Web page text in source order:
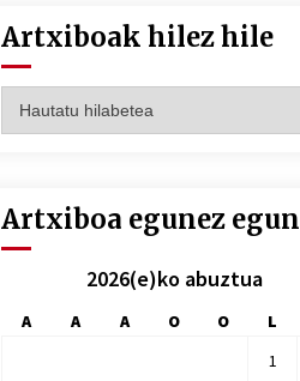
Artxiboak hilez hile
hilez
Artxiboa egunez egun
2026(e)ko abuztua
A A A O O L
1